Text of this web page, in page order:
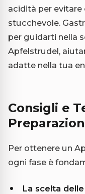
acidità per
stucchevole.
per guidarti nella
Apfelstrudel,
adatte nella tua
Consigli e
Per ottenere un
ogni fase è
La scelta